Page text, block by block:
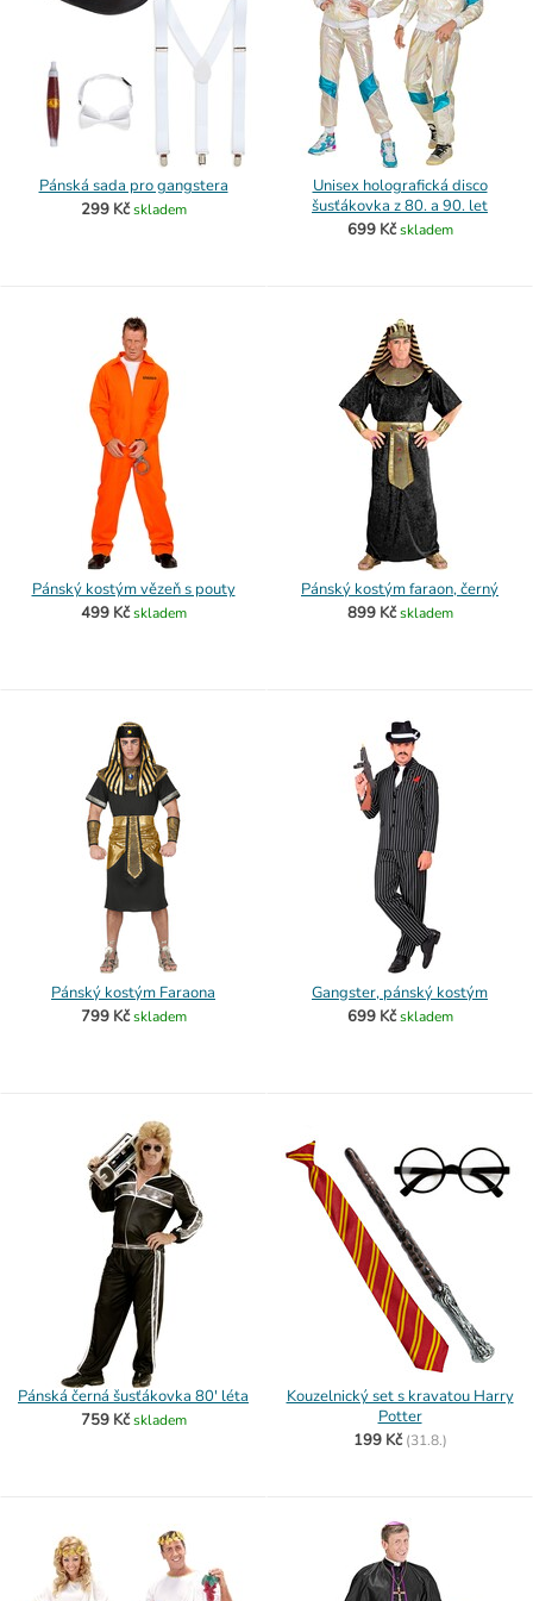
Pánská sada pro gangstera
299 Kč skladem
Unisex holografická disco
šusťákovka z 80. a 90. let
699 Kč skladem
Pánský kostým vězeň s pouty
499 Kč skladem
Pánský kostým faraon, černý
899 Kč skladem
Pánský kostým Faraona
799 Kč skladem
Gangster, pánský kostým
699 Kč skladem
Pánská černá šusťákovka 80' léta
759 Kč skladem
Kouzelnický set s kravatou Harry
Potter
199 Kč (31.8.)